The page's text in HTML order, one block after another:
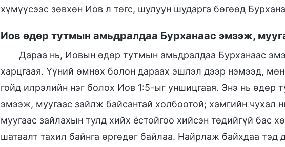
хүмүүсээс зөвхөн Иов л төгс, шулуун шударга бөгөөд
Иов өдөр тутмын амьдралдаа Бурханаас эмээж,
Дараа нь, Иовын өдөр тутмын амьдралдаа Бурханаас
харцгаая. Үүний өмнөх болон дараах эшлэл дээр нэмээд,
гойд илрэлийн нэг болох Иов 1:5-ыг уншицгаая. Энэ нь өдөр
эмээж, муугаас зайлж байсантай холбоотой; хамгийн чухал
муугаас зайлахын тулд хийх ёстойгоо хийсэн төдийгүй бас
шатаалт тахил байнга өргөдөг байлаа. Найрлаж байхдаа тэд